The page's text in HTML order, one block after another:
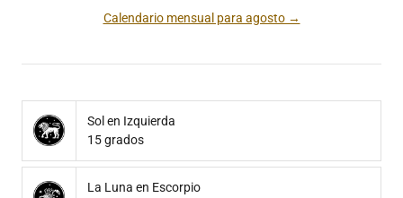
Calendario mensual para agosto →
Sol en Izquierda
15 grados
La Luna en Escorpio